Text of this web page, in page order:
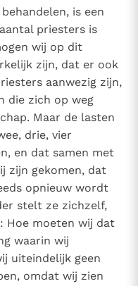
is een
priesters is
wij op dit
zijn, dat er ook
aanwezig zijn,
die zich op weg
Maar de lasten
drie, vier
en dat samen met
zijn gekomen, dat
opnieuw wordt
stelt ze zichzelf,
Hoe moeten wij dat
waarin wij
uiteindelijk geen
omdat wij zien